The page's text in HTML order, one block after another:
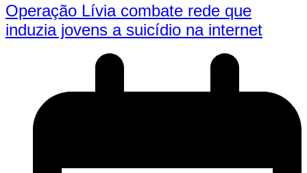
Operação Lívia combate rede que
induzia jovens a suicídio na internet